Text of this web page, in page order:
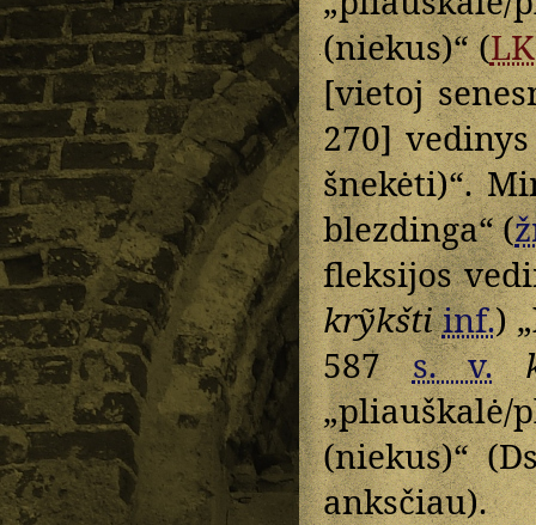
(niekus)“ (
[vietoj
270]
šnekėti)“.
blezdinga“ (
fleksijos
krỹkšti inf.)
587s. v.
„pliauškalė/
(niekus)“
anksčiau).